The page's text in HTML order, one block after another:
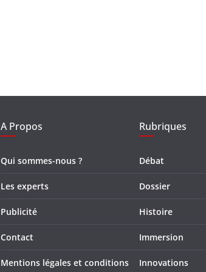
A Propos
Qui sommes-nous ?
Les experts
Publicité
Contact
Mentions légales et conditions
Rubriques
Débat
Dossier
Histoire
Immersion
Innovations